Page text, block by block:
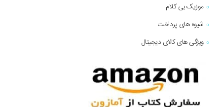
موزیک بی کلام
شیوه های پرداخت
ویژگی های کالای دیجیتال